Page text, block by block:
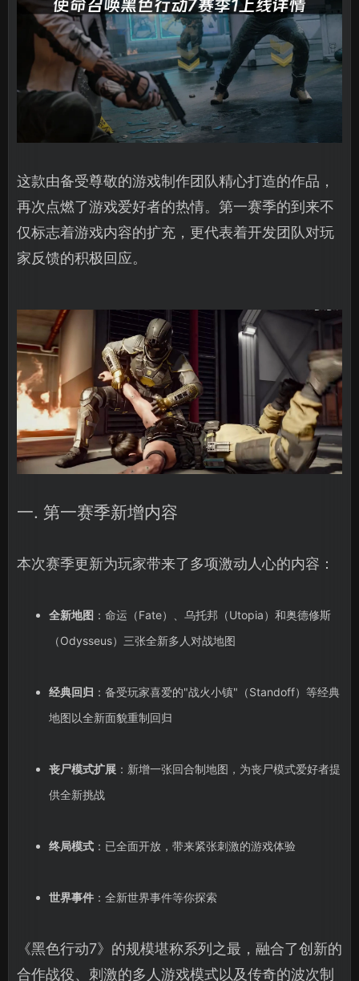
这款由备受尊敬的游戏制作团队精心打造的作品，
再次点燃了游戏爱好者的热情。第一赛季的到来不
仅标志着游戏内容的扩充，更代表着开发团队对玩
家反馈的积极回应。
一. 第一赛季新增内容
本次赛季更新为玩家带来了多项激动人心的内容：
全新地图 ：命运（Fate）、乌托邦（Utopia）和奥德修斯
（Odysseus）三张全新多人对战地图
经典回归 ：备受玩家喜爱的"战火小镇"（Standoff）等经典
地图以全新面貌重制回归
丧尸模式扩展：新增一张回合制地图，为丧尸模式爱好者提
供全新挑战
终局模式：已全面开放，带来紧张刺激的游戏体验
世界事件：全新世界事件等你探索
《黑色行动7》的规模堪称系列之最，融合了创新的
合作战役、刺激的多人游戏模式以及传奇的波次制